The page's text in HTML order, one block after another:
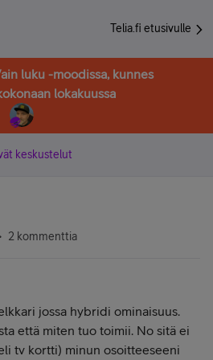
Telia.fi etusivulle
luku -moodissa, kunnes
lokakuussa
keskustelut
2 kommenttia
jossa hybridi ominaisuus.
että miten tuo toimii. No sitä ei
tv kortti) minun osoitteeseeni